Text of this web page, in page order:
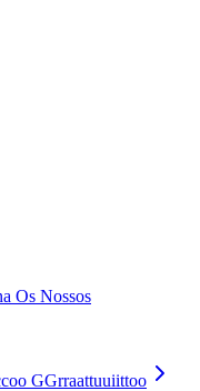
Os Nossos
coo GGrraattuuiittoo